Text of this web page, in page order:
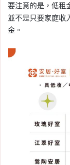
要注意的是，低租
並不是只要家庭收
金。